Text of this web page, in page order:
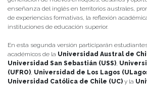
enseñanza del inglés en territorios australes,
de experiencias formativas, la reflexión
instituciones de educación superior.
En esta segunda versión participarán
académicos de la Universidad Austral de
Universidad San Sebastián (USS)
(UFRO) Universidad de Los Lagos
Universidad Católica de Chile (UC) y la